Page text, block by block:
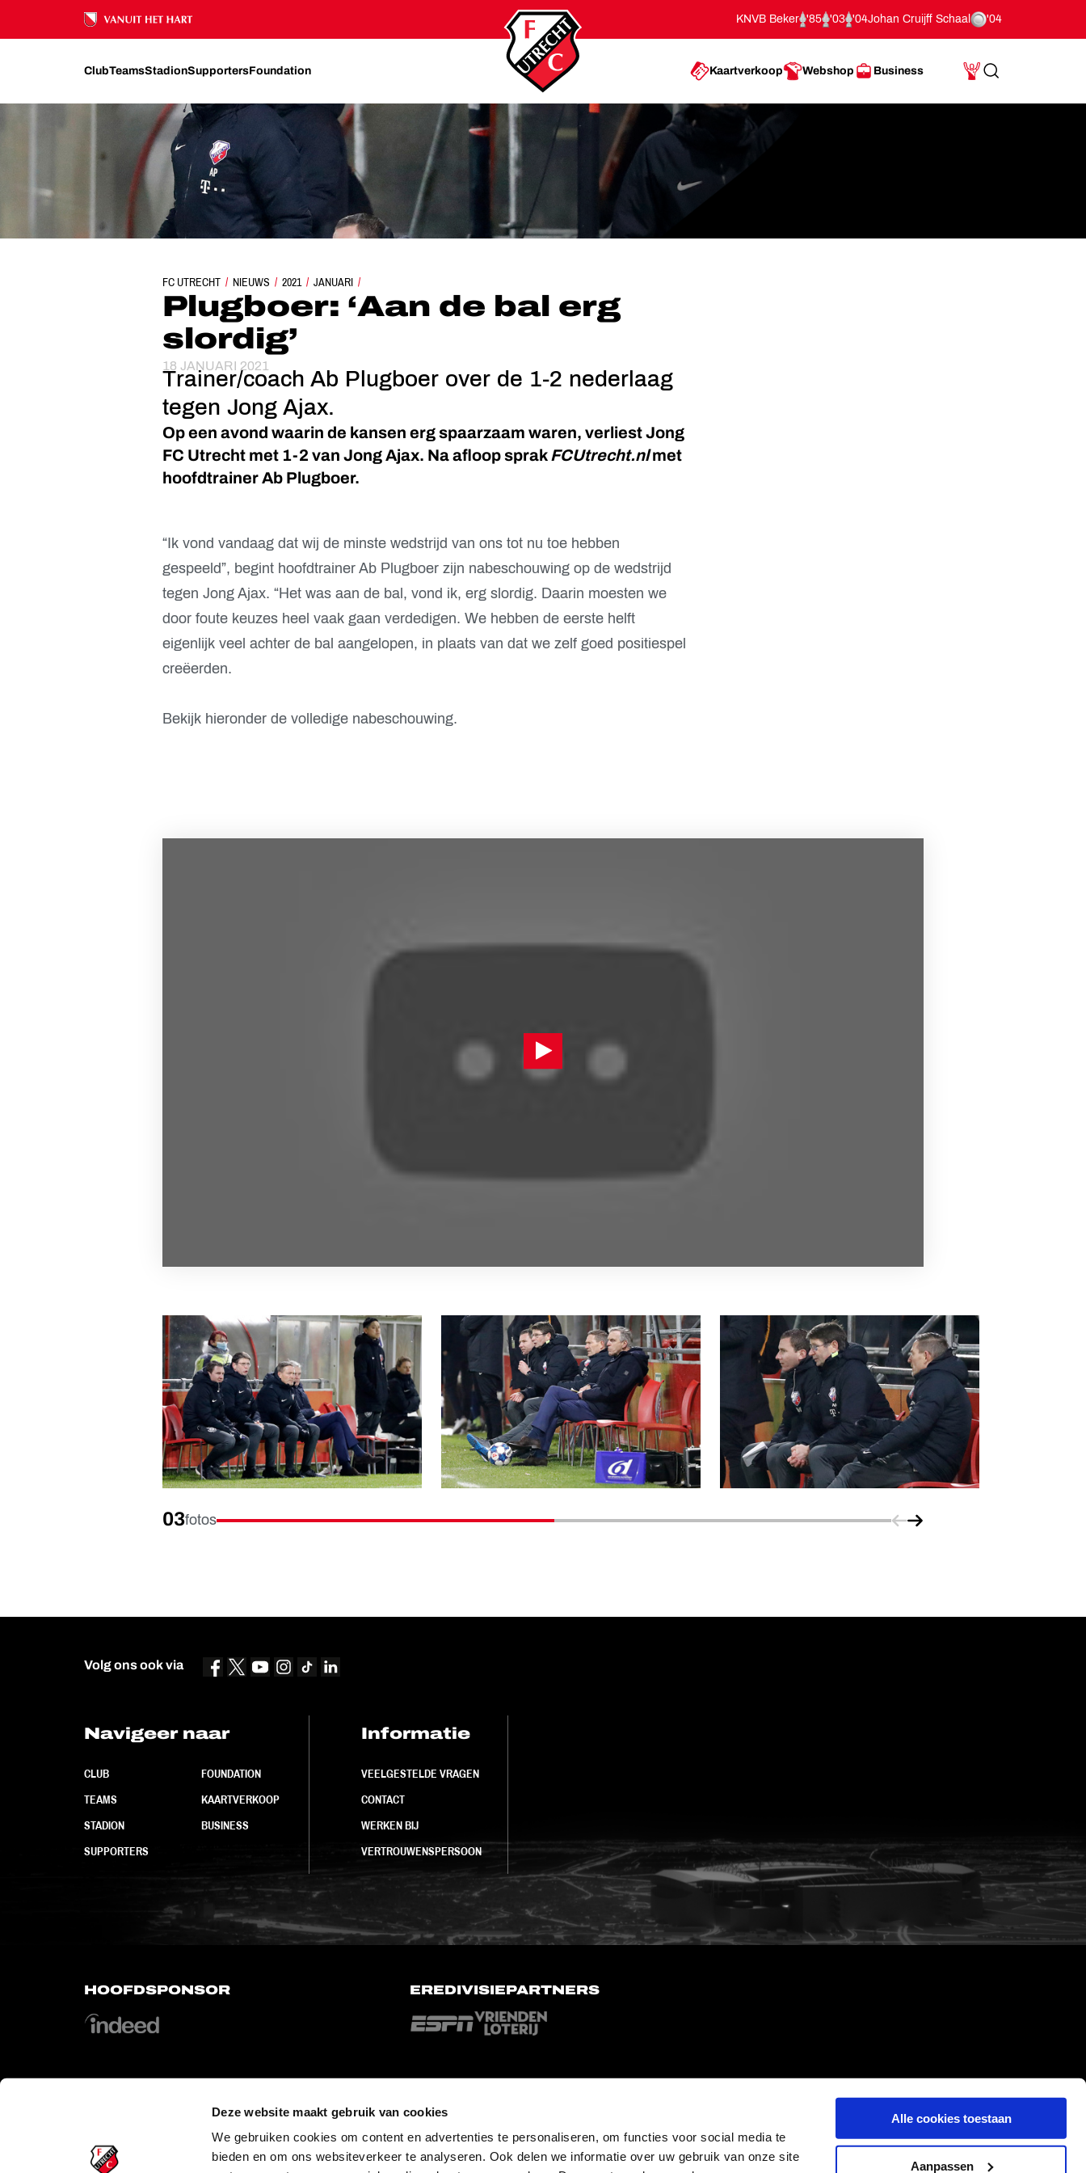
Deze website maakt gebruik van cookies
We gebruiken cookies om content en advertenties te personaliseren, om functies voor social media te
bieden en om ons websiteverkeer te analyseren. Ook delen we informatie over uw gebruik van onze site
Alle cookies toestaan
Aanpassen
Ons nalatenschap
KNVB Beker '85 '03 '04Johan Cruijff Schaal '04
ClubTeamsStadionSupportersFoundation Kaartverkoop Webshop Business
Mijn Account
Search
FC UTRECHT NIEUWS 2021 JANUARI
PLUGBOER: ‘AAN DE BAL ERG SLORDIG’
Plugboer: ‘Aan de bal erg
slordig’
18 JANUARI 2021
Trainer/coach Ab Plugboer over de 1-2 nederlaag
tegen Jong Ajax.
Op een avond waarin de kansen erg spaarzaam waren, verliest Jong
FC Utrecht met 1-2 van Jong Ajax. Na afloop sprakFCUtrecht.nlmet
hoofdtrainer Ab Plugboer.
“Ik vond vandaag dat wij de minste wedstrijd van ons tot nu toe hebben
gespeeld”, begint hoofdtrainer Ab Plugboer zijn nabeschouwing op de wedstrijd
tegen Jong Ajax. “Het was aan de bal, vond ik, erg slordig. Daarin moesten we
door foute keuzes heel vaak gaan verdedigen. We hebben de eerste helft
eigenlijk veel achter de bal aangelopen, in plaats van dat we zelf goed positiespel
creëerden.
Bekijk hieronder de volledige nabeschouwing.
03fotos
Volg ons ook via
Navigeer naar
CLUB
TEAMS
STADION
SUPPORTERS
FOUNDATION
KAARTVERKOOP
BUSINESS
Informatie
VEELGESTELDE VRAGEN
CONTACT
WERKEN BIJ
VERTROUWENSPERSOON
HOOFDSPONSOR EREDIVISIEPARTNERS
OFFICIAL PARTNERS